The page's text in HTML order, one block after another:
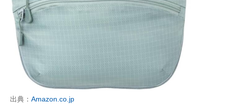
出典： Amazon.co.jp